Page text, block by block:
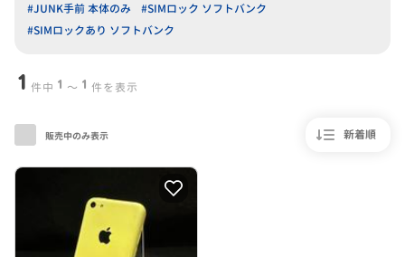
#JUNK手前 本体のみ
#SIMロック ソフトバンク
#SIMロックあり ソフトバンク
1 件中 1 〜 1 件を表示
新着順
販売中のみ表示